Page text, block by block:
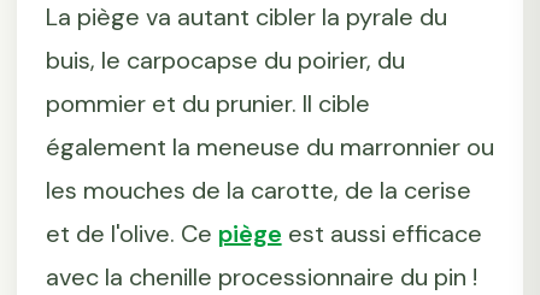
La piège va autant cibler la pyrale du
buis, le carpocapse du poirier, du
pommier et du prunier. Il cible
également la meneuse du marronnier ou
les mouches de la carotte, de la cerise
et de l'olive. Ce piège est aussi efficace
avec la chenille processionnaire du pin !